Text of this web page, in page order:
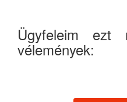
Ügyfeleim ezt
vélemények: